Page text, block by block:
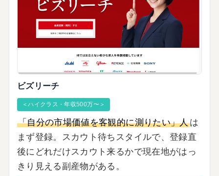
ビズリーチ
＜ハイクラス・年収500万〜＞
「自分の市場価値を客観的に測りたい」人は
まず登録。スカウト待ちスタイルで、登録直
後にどれだけスカウト来るかで現在地がはっ
きり見える副産物がある。